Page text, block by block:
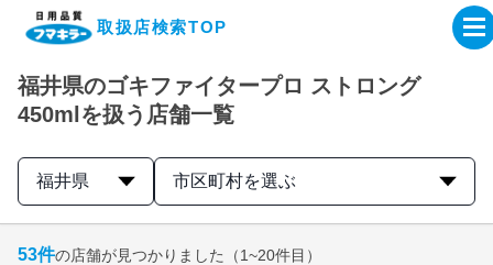
取扱店検索TOP
企業・IR情報サイト
製品情報サイト
福井県のゴキファイタープロ ストロング
450mlを扱う店舗一覧
福井県 市区町村を選ぶ
53件の店舗が見つかりました （1~20件目）